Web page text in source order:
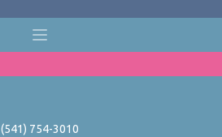
(541) 754-3010